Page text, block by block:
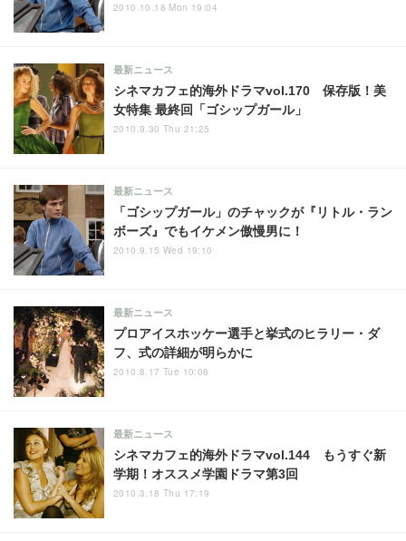
2010.10.18 Mon 19:04
シネマカフェ的海外ドラマvol.170 保存版！美
女特集 最終回「ゴシップガール」
最新ニュース
2010.9.30 Thu 21:25
「ゴシップガール」のチャックが『リトル・ラン
ボーズ』でもイケメン傲慢男に！
最新ニュース
2010.9.15 Wed 19:10
プロアイスホッケー選手と挙式のヒラリー・ダ
フ、式の詳細が明らかに
最新ニュース
2010.8.17 Tue 10:06
シネマカフェ的海外ドラマvol.144 もうすぐ新
学期！オススメ学園ドラマ第3回
最新ニュース
2010.3.18 Thu 17:19